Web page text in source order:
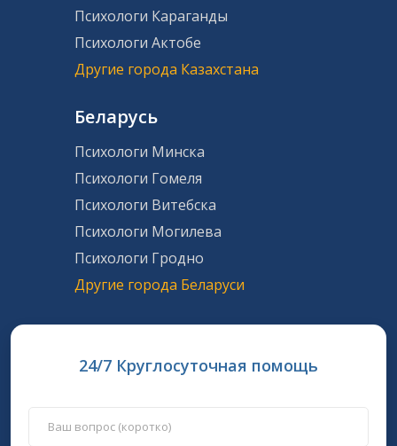
Психологи Караганды
Психологи Актобе
Другие города Казахстана
Беларусь
Психологи Минска
Психологи Гомеля
Психологи Витебска
Психологи Могилева
Психологи Гродно
Другие города Беларуси
24/7 Круглосуточная помощь